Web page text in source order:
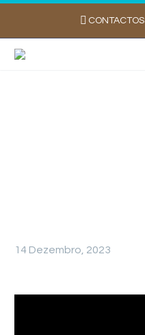
CONTACTOS
14 Dezembro, 2023